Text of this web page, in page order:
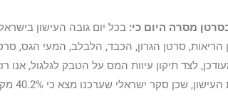
מסרה היום כי: בכל יום גובה העישון
סרטן הגרון, הכבד, הלבלב, המעי הגס,
לצד תיקון עיוות המס על הטבק לגלגול, אנו
ההחלמה של